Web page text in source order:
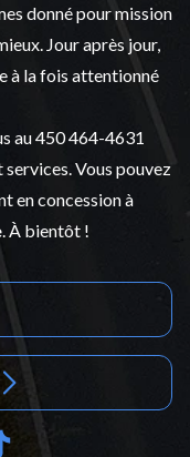
donné pour mission
Jour après jour,
à la fois attentionné
au450 464-4631
Vous pouvez
en concession à
. À bientôt !